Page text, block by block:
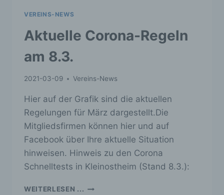
VEREINS-NEWS
Aktuelle Corona-Regeln
am 8.3.
2021-03-09 Vereins-News
Hier auf der Grafik sind die aktuellen
Regelungen für März dargestellt.Die
Mitgliedsfirmen können hier und auf
Facebook über Ihre aktuelle Situation
hinweisen. Hinweis zu den Corona
Schnelltests in Kleinostheim (Stand 8.3.):
WEITERLESEN ... AKTUELLE